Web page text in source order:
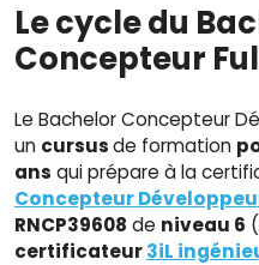
Le cycle du
Concepteur
Le Bachelor Concepteur
un cursusde formation
ans qui prépare à la
Concepteur
RNCP39608 de niveau 6
certificateur3iL